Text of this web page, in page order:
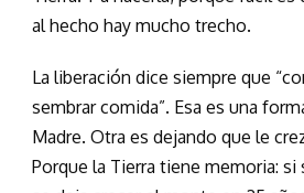
al hecho hay mucho trecho.
La liberación dice siempre que
sembrar comida”. Esa es una
Madre. Otra es dejando que le
Porque la Tierra tiene memoria: si